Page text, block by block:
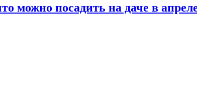
можно посадить на даче в